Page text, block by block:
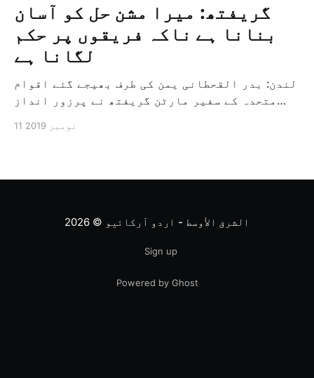
گریفتھ: میرا مشن حل کو آسان
بنانا ہے ناکہ فریقوں پر حکم
لگانا ہے
لندن: بدر القحطانی یمن کی طرف بھیجے گئے اقوام
متحدہ کے سفیر مارٹن گریفتھ نے پرزور انداز
ثالثی اور اس کشمکش کی حدبندی کرنے کے لئے ایک
11 نومبر 2019
الشرق الأوسط - اردو آرکائیو © 2026
Sign up
Powered by Ghost